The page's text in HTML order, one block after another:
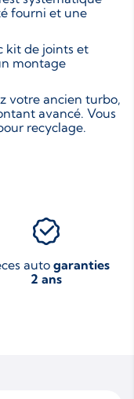
fourni et une
kit de joints et
montage
votre ancien turbo,
avancé. Vous
recyclage.
auto garanties
2 ans